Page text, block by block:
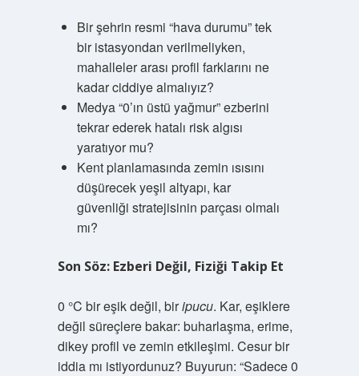
Bir şehrin resmi “hava durumu” tek
bir istasyondan verilmeliyken,
mahalleler arası profil farklarını ne
kadar ciddiye almalıyız?
Medya “0’ın üstü yağmur” ezberini
tekrar ederek hatalı risk algısı
yaratıyor mu?
Kent planlamasında zemin ısısını
düşürecek yeşil altyapı, kar
güvenliği stratejisinin parçası olmalı
mı?
Son Söz: Ezberi Değil, Fiziği Takip Et
0 °C bir eşik değil, biripucu. Kar, eşiklere
değil süreçlere bakar: buharlaşma, erime,
dikey profil ve zemin etkileşimi. Cesur bir
iddia mı istiyordunuz? Buyurun: “Sadece 0